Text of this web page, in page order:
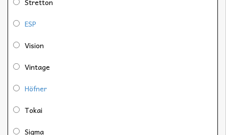
ESP
Vision
Vintage
Höfner
Tokai
Sigma